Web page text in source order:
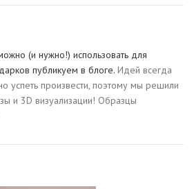
(и нужно!) использовать для
публикуем в блоге. Идей всегда
успеть произвести, поэтому мы решили
и 3D визуализации! Образцы